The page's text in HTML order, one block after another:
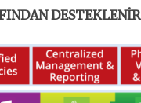
DESTEKLENİR